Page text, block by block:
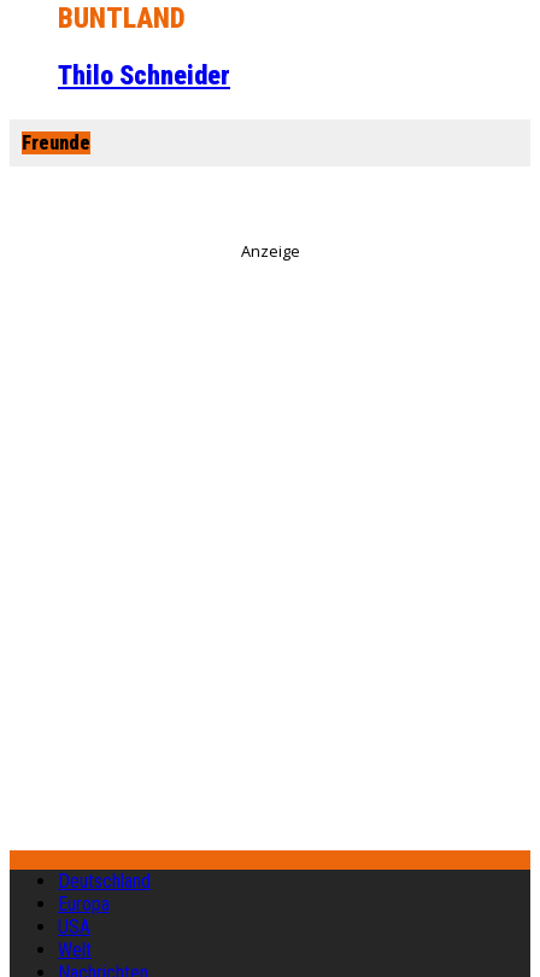
BUNTLAND
Thilo Schneider
Freunde
Anzeige
Deutschland
Europa
USA
Welt